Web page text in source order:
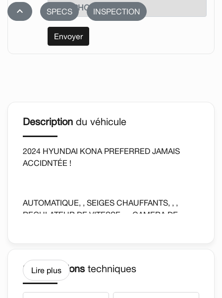
Envoyer
stat_1 SPECS INSPECTION
Description du véhicule
2024 HYUNDAI KONA PREFERRED JAMAIS
ACCIDNTÉE !
AUTOMATIQUE, , SEIGES CHAUFFANTS, , ,
REGULATEUR DE VITESSE, , , CAMERA DE
-Rapport d historique CARFAX toujours
disponible.
Lire plus
Spécificationstechniques